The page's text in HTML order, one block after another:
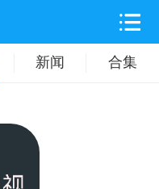
新闻 合集
旅游出行